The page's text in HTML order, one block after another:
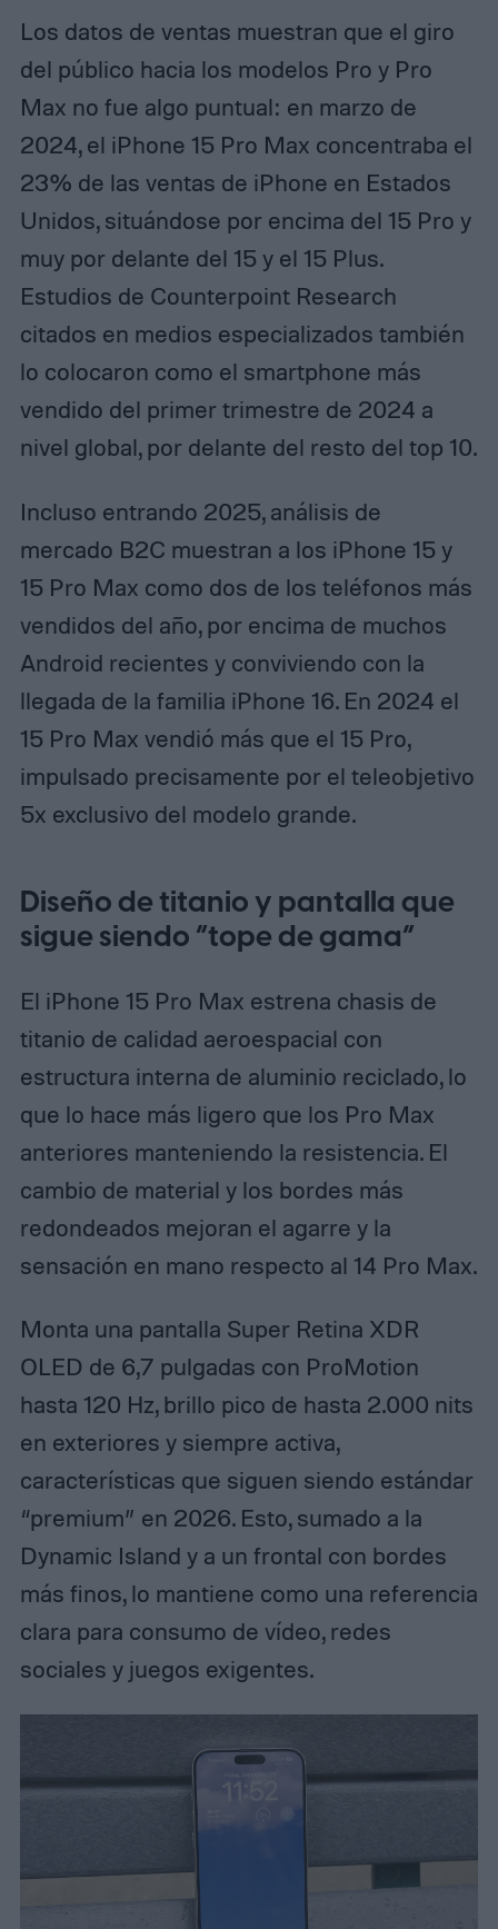
Los datos de ventas muestran que el giro
del público hacia los modelos Pro y Pro
Max no fue algo puntual: en marzo de
2024, el iPhone 15 Pro Max concentraba el
23% de las ventas de iPhone en Estados
Unidos, situándose por encima del 15 Pro y
muy por delante del 15 y el 15 Plus.
Estudios de Counterpoint Research
citados en medios especializados también
lo colocaron como el smartphone más
vendido del primer trimestre de 2024 a
nivel global, por delante del resto del top 10.
Incluso entrando 2025, análisis de
mercado B2C muestran a los iPhone 15 y
15 Pro Max como dos de los teléfonos más
vendidos del año, por encima de muchos
Android recientes y conviviendo con la
llegada de la familia iPhone 16. En 2024 el
15 Pro Max vendió más que el 15 Pro,
impulsado precisamente por el teleobjetivo
5x exclusivo del modelo grande.
Diseño de titanio y pantalla que
sigue siendo “tope de gama”
El iPhone 15 Pro Max estrena chasis de
titanio de calidad aeroespacial con
estructura interna de aluminio reciclado, lo
que lo hace más ligero que los Pro Max
anteriores manteniendo la resistencia. El
cambio de material y los bordes más
redondeados mejoran el agarre y la
sensación en mano respecto al 14 Pro Max.
Monta una pantalla Super Retina XDR
OLED de 6,7 pulgadas con ProMotion
hasta 120 Hz, brillo pico de hasta 2.000 nits
en exteriores y siempre activa,
características que siguen siendo estándar
“premium” en 2026. Esto, sumado a la
Dynamic Island y a un frontal con bordes
más finos, lo mantiene como una referencia
clara para consumo de vídeo, redes
sociales y juegos exigentes.